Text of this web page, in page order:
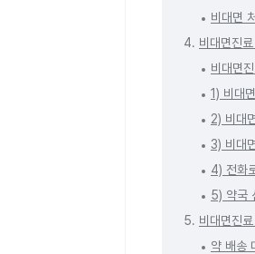
비대면
4. 비대면진
비대면
1) 비대
2) 비대
3) 비대
4) 전화
5) 약국
5. 비대면진
약 배송